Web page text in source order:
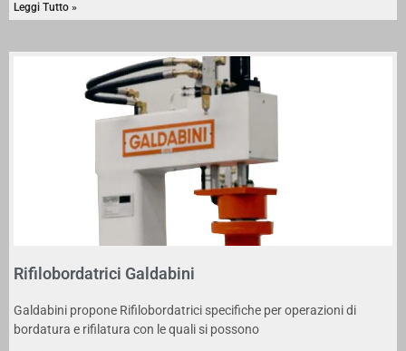
Leggi Tutto »
Rifilobordatrici Galdabini
Galdabini propone Rifilobordatrici specifiche per operazioni di
bordatura e rifilatura con le quali si possono